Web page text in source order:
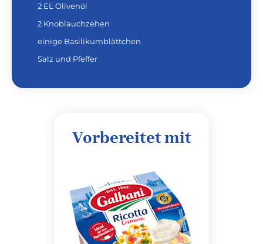
2 EL Olivenöl
2 Knoblauchzehen
einige Basilikumblättchen
Salz und Pfeffer
Vorbereitet mit